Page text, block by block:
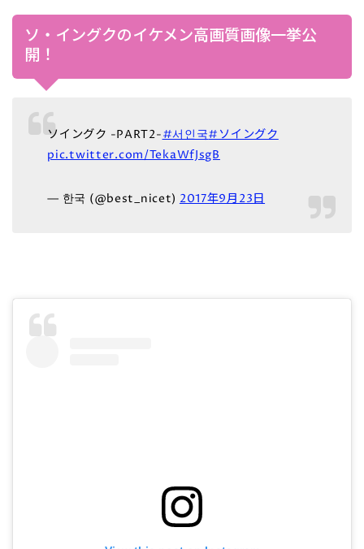
ソ・イングクのイケメン高画質画像一挙公
開！
ソイングク -PART2-#서인국#ソイングク
pic.twitter.com/TekaWfJsgB
— 한국 (@best_nicet)2017年9月23日